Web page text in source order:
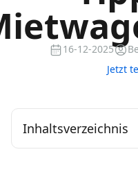
16-12-2025
Jetzt
Inhaltsverzeichnis